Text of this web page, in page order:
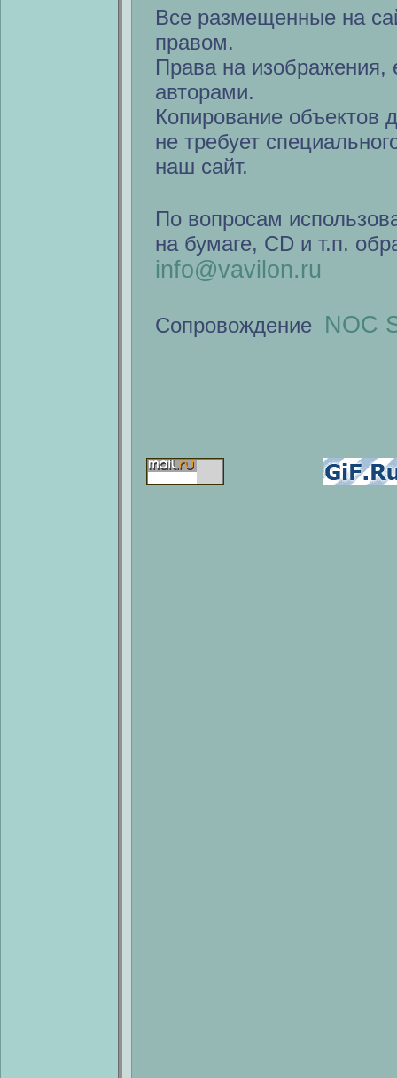
Все размещенные на
правом.
Права на изображения,
авторами.
Копирование объектов
не требует
наш сайт.
По вопросам
на бумаге, CD и т.п.
info@vavilon.ru
Сопровождение NOC